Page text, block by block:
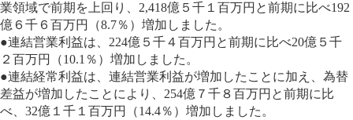
業領域で前期を上回り、2,418億５千１百万円と前期に比べ192
億６千６百万円（8.7％）増加しました。
●連結営業利益は、224億５千４百万円と前期に比べ20億５千
２百万円（10.1％）増加しました。
●連結経常利益は、連結営業利益が増加したことに加え、為替
差益が増加したことにより、254億７千８百万円と前期に比
べ、32億１千１百万円（14.4％）増加しました。